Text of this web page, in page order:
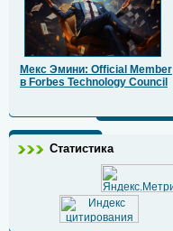
Мекс Эмини: Official Member
в Forbes Technology Council
Статистика